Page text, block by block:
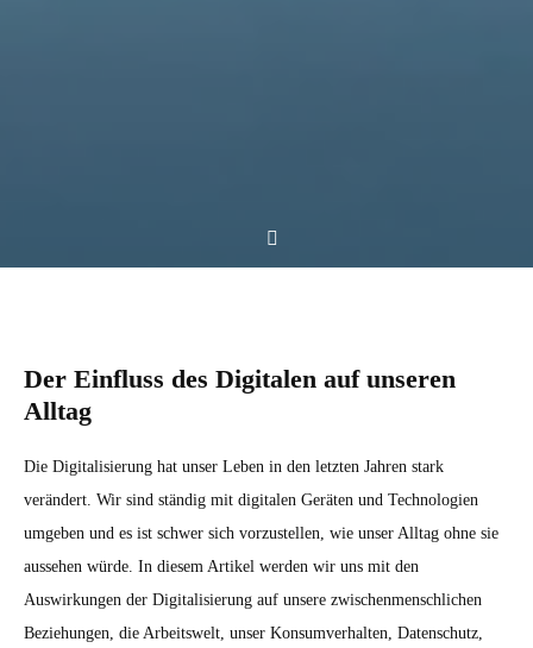
Der Einfluss des Digitalen auf unseren
Alltag
Die Digitalisierung hat unser Leben in den letzten Jahren stark
verändert. Wir sind ständig mit digitalen Geräten und Technologien
umgeben und es ist schwer sich vorzustellen, wie unser Alltag ohne sie
aussehen würde. In diesem Artikel werden wir uns mit den
Auswirkungen der Digitalisierung auf unsere zwischenmenschlichen
Beziehungen, die Arbeitswelt, unser Konsumverhalten, Datenschutz,